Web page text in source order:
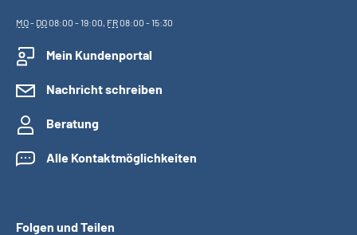
MO- DO08:00 - 19:00, FR08:00 - 15:30
Mein Kundenportal
Nachricht schreiben
Beratung
Alle Kontaktmöglichkeiten
Folgen und Teilen